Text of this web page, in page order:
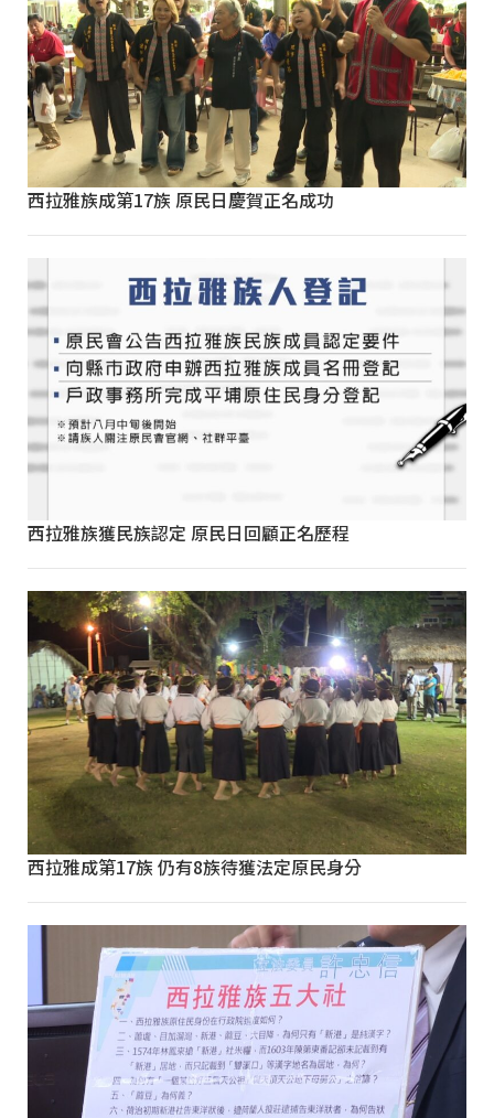
西拉雅族成第17族 原民日慶賀正名成功
西拉雅族獲民族認定 原民日回顧正名歷程
西拉雅成第17族 仍有8族待獲法定原民身分